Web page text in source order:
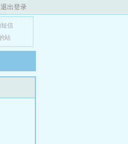
退出登录
信
站